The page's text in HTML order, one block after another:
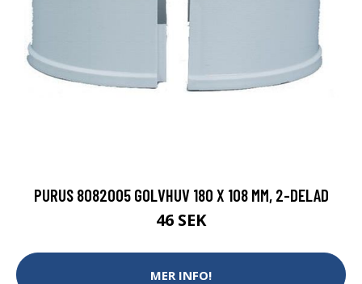
PURUS 8082005 GOLVHUV 180 X 108 MM, 2-DELAD
46 SEK
MER INFO!